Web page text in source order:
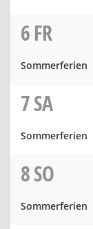
6FR
Sommerferien
7SA
Sommerferien
8SO
Sommerferien